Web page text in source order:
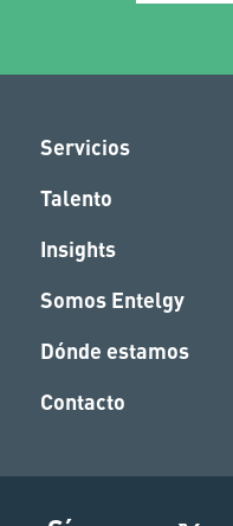
Servicios
Talento
Insights
Somos Entelgy
Dónde estamos
Contacto